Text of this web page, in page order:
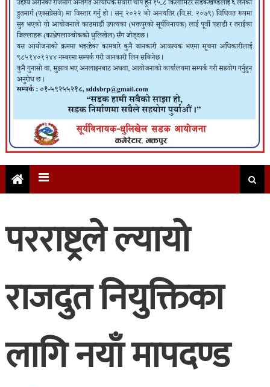
परराष्ट्रले ल्यायो
राजदुत नियुक्तिका
लागि नयाँ मापदण्ड